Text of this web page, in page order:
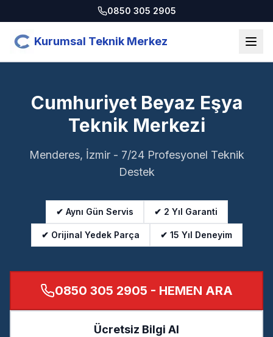
0850 305 2905
Kurumsal Teknik Merkez
Cumhuriyet Beyaz Eşya
Teknik Merkezi
Menderes, İzmir - 7/24 Profesyonel Teknik
Destek
✔ Aynı Gün Servis ✔ 2 Yıl Garanti
✔ Orijinal Yedek Parça ✔ 15 Yıl Deneyim
0850 305 2905 - HEMEN ARA
Ücretsiz Bilgi Al